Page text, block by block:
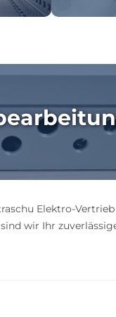
Elektro-
wir Ihr